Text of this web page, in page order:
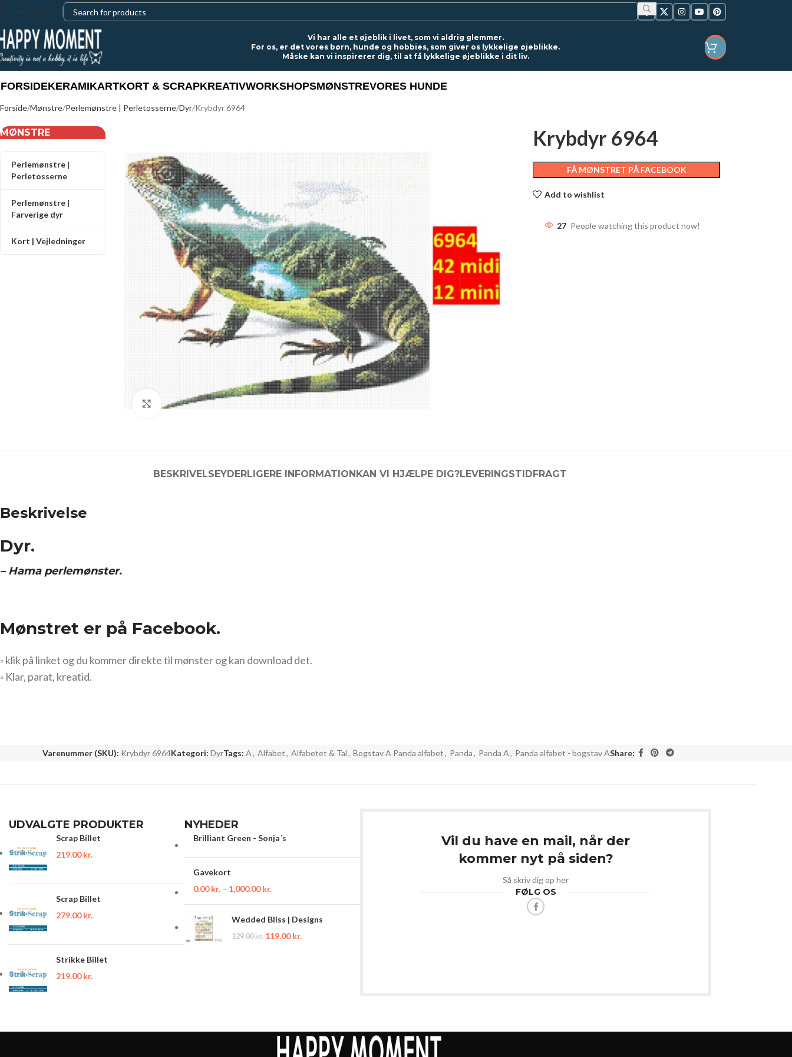
COUNTRY
Vi har alle et øjeblik i livet, som vi aldrig glemmer.
For os, er det vores børn, hunde og hobbies, som giver os lykkelige øjeblikke.
Måske kan vi inspirerer dig, til at få lykkelige øjeblikke i dit liv.
FORSIDEKERAMIKARTKORT & SCRAPKREATIVWORKSHOPSMØNSTREVORES HUNDE
Forside Mønstre Perlemønstre | Perletosserne Dyr Krybdyr 6964
MØNSTRE
Perlemønstre |
Perletosserne
Perlemønstre |
Farverige dyr
Kort | Vejledninger
Click to enlarge
Krybdyr 6964
FÅ MØNSTRET PÅ FACEBOOK
Add to wishlist
27 People watching this product now!
BESKRIVELSEYDERLIGERE INFORMATIONKAN VI HJÆLPE DIG?LEVERINGSTIDFRAGT
Beskrivelse
Dyr.
– Hama perlemønster.
Mønstret er på Facebook.
◦ klik på linket og du kommer direkte til mønster og kan download det.
◦ Klar, parat, kreatid.
Varenummer (SKU): Krybdyr 6964Kategori: DyrTags: A, Alfabet, Alfabetet & Tal, Bogstav A Panda alfabet, Panda, Panda A, Panda alfabet - bogstav AShare:
UDVALGTE PRODUKTER
Scrap Billet
219.00kr.
Scrap Billet
279.00kr.
Strikke Billet
219.00kr.
NYHEDER
Brilliant Green - Sonja´s
Gavekort
0.00kr. – 1,000.00kr.
Wedded Bliss | Designs
129.00kr. 119.00kr.
Vil du have en mail, når der
kommer nyt på siden?
Så skriv dig op her
FØLG OS